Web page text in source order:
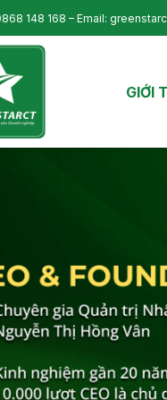
148 168 – Email:
GIỚI